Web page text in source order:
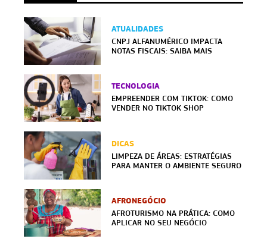
ATUALIDADES
CNPJ ALFANUMÉRICO IMPACTA
NOTAS FISCAIS: SAIBA MAIS
TECNOLOGIA
EMPREENDER COM TIKTOK: COMO
VENDER NO TIKTOK SHOP
DICAS
LIMPEZA DE ÁREAS: ESTRATÉGIAS
PARA MANTER O AMBIENTE SEGURO
AFRONEGÓCIO
AFROTURISMO NA PRÁTICA: COMO
APLICAR NO SEU NEGÓCIO